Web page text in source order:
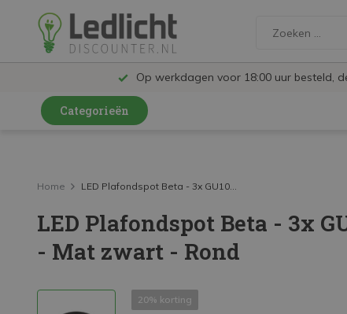
Op werkdagen voor 18:00 uur besteld,
Categorieën
LED Railspots
LED Panelen
LED TL
LED Schijnwerpers
Home LED Plafondspot Beta - 3x GU10...
LED Plafondspot Beta - 3x
- Mat zwart - Rond
20% korting